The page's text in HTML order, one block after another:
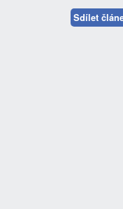
Sdílet